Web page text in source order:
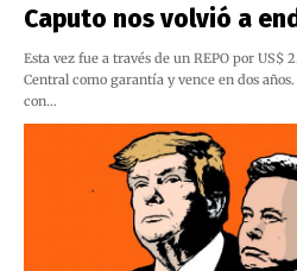
Caputo nos volvió a
Esta vez fue a través de un REPO por US$
Central como garantía y vence en dos
con…